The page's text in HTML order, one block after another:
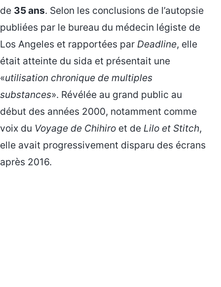
de 35 ans. Selon les conclusions de l’autopsie
publiées par le bureau du médecin légiste de
Los Angeles et rapportées par Deadline, elle
était atteinte du sida et présentait une
«utilisation chronique de multiples
substances». Révélée au grand public au
début des années 2000, notamment comme
voix du Voyage de Chihiro et de Lilo et Stitch,
elle avait progressivement disparu des écrans
après 2016.